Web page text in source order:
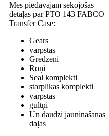
Mēs piedāvājam sekojošas
detaļas par PTO 143 FABCO
Transfer Case:
Gears
vārpstas
Gredzeni
Roņi
Seal komplekti
starplikas komplekti
vārpstas
gultņi
Un daudzi jaunināšanas
daļas